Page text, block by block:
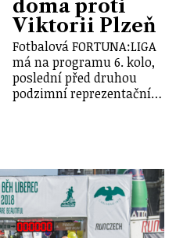
doma proti
Viktorii Plzeň
Fotbalová FORTUNA:LIGA
má na programu 6. kolo,
poslední před druhou
podzimní reprezentační…